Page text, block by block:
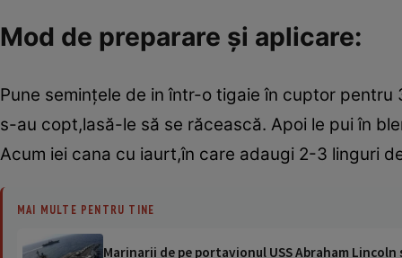
Mod de preparare şi aplicare:
Pune seminţele de in într-o tigaie în cuptor
s-au copt,lasă-le să se răcească. Apoi le pui în
Acum iei cana cu iaurt,în care adaugi 2-3 linguri
MAI MULTE PENTRU TINE
Marinarii de pe portavionul USS Abraham